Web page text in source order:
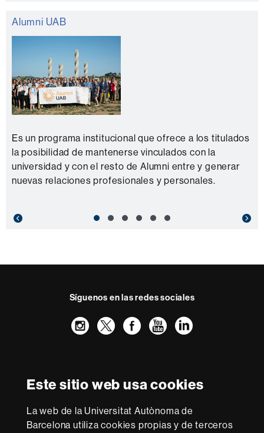
Este sitio web usa cookies
La web de la Universitat Autònoma de
Barcelona utiliza cookies propias y de terceros
Alumni UAB
Es un programa institucional que ofrece a los titulados
la posibilidad de mantenerse vinculados con la
universidad y con el resto de Alumni entre y generar
nuevas relaciones profesionales y personales.
Síguenos en las redes sociales
Instagram
TwitterFacebook
Youtube
LinkedIn
Excellence
Research
-
Con la financiación de